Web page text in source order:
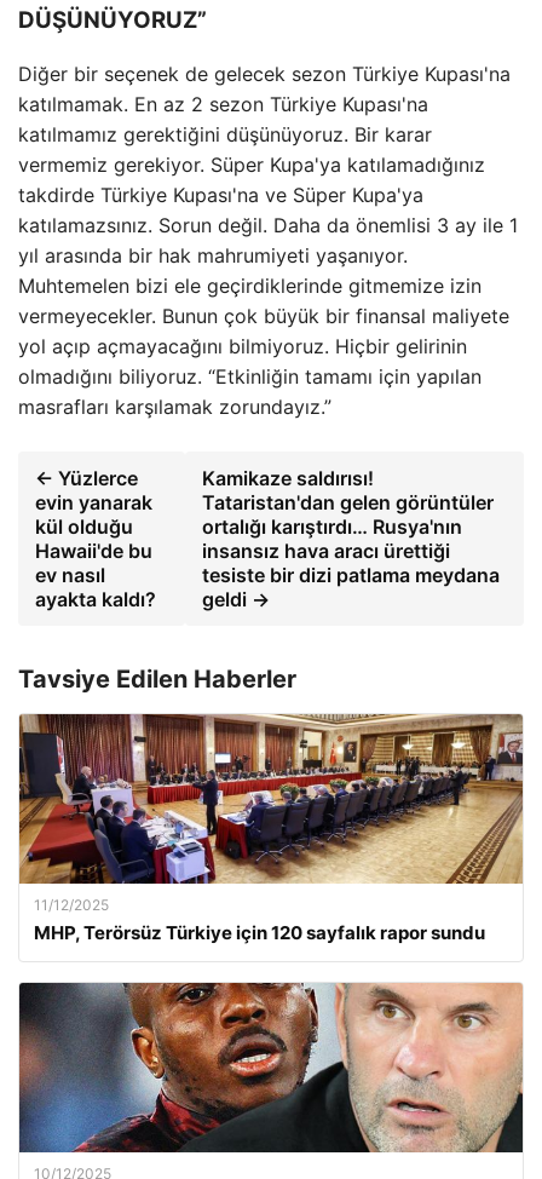
DÜŞÜNÜYORUZ”
Diğer bir seçenek de gelecek sezon Türkiye Kupası'na
katılmamak. En az 2 sezon Türkiye Kupası'na
katılmamız gerektiğini düşünüyoruz. Bir karar
vermemiz gerekiyor. Süper Kupa'ya katılamadığınız
takdirde Türkiye Kupası'na ve Süper Kupa'ya
katılamazsınız. Sorun değil. Daha da önemlisi 3 ay ile 1
yıl arasında bir hak mahrumiyeti yaşanıyor.
Muhtemelen bizi ele geçirdiklerinde gitmemize izin
vermeyecekler. Bunun çok büyük bir finansal maliyete
yol açıp açmayacağını bilmiyoruz. Hiçbir gelirinin
olmadığını biliyoruz. “Etkinliğin tamamı için yapılan
masrafları karşılamak zorundayız.”
← Yüzlerce
evin yanarak
kül olduğu
Hawaii'de bu
ev nasıl
ayakta kaldı?
Kamikaze saldırısı!
Tataristan'dan gelen görüntüler
ortalığı karıştırdı… Rusya'nın
insansız hava aracı ürettiği
tesiste bir dizi patlama meydana
geldi →
Tavsiye Edilen Haberler
11/12/2025
MHP, Terörsüz Türkiye için 120 sayfalık rapor sundu
10/12/2025